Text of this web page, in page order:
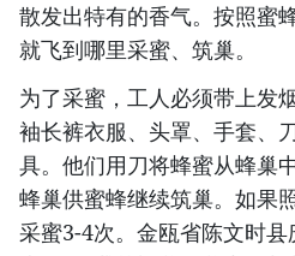
散发出特有的香气。按照蜜
就飞到哪里采蜜、筑巢。
为了采蜜，工人必须带上发
袖长裤衣服、头罩、手套、
具。他们用刀将蜂蜜从蜂巢
蜂巢供蜜蜂继续筑巢。如果
采蜜3-4次。金瓯省陈文时